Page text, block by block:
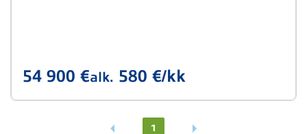
54 900 €alk. 580 €/kk
1